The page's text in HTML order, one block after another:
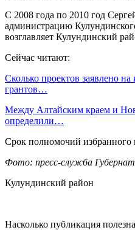
С 2008 года по 2010 год
администрацию
возглавляет Кулундинский
Сейчас читают:
Сколько проектов заявлено
грантов…
Между Алтайским краем и
определили…
Срок полномочий избранного
Фото: пресс-служба
Кулундинский район
Насколько публикация